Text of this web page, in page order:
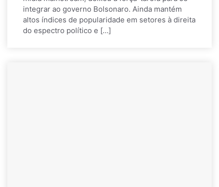
integrar ao governo Bolsonaro. Ainda mantém
altos índices de popularidade em setores à direita
do espectro político e […]